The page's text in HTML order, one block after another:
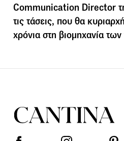
Communication Director
τις τάσεις, που θα
χρόνια στη βιομηχανία